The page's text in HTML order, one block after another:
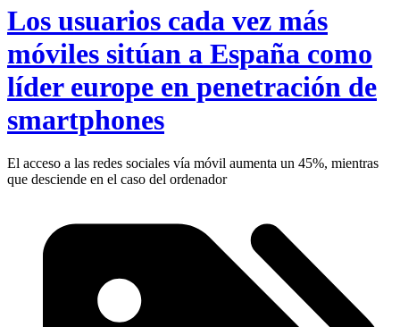
Los usuarios cada vez más
móviles sitúan a España como
líder europe en penetración de
smartphones
El acceso a las redes sociales vía móvil aumenta un 45%, mientras
que desciende en el caso del ordenador